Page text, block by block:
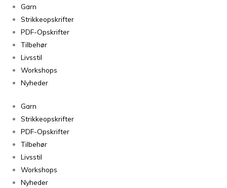
Garn
Strikkeopskrifter
PDF-Opskrifter
Tilbehør
Livsstil
Workshops
Nyheder
Garn
Strikkeopskrifter
PDF-Opskrifter
Tilbehør
Livsstil
Workshops
Nyheder